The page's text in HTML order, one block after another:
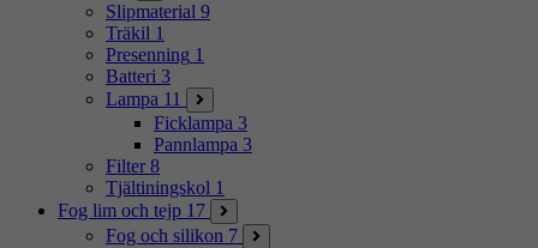
Slipmaterial 9
Träkil 1
Presenning 1
Batteri 3
Lampa 11
Ficklampa 3
Pannlampa 3
Filter 8
Tjältiningskol 1
Fog lim och tejp 17
Fog och silikon 7